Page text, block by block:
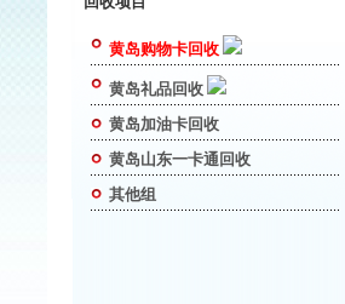
黄岛购物卡回收
黄岛礼品回收
黄岛加油卡回收
黄岛山东一卡通回收
其他组